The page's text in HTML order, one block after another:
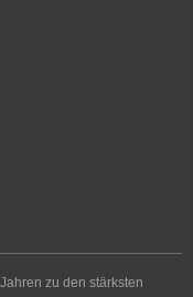
zu den stärksten